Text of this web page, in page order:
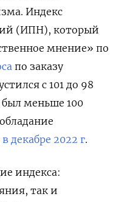
Индекс
(ИПН), который
мнение» по
по заказу
с 101 до 98
меньше 100
в декабре 2022 г.
индекса:
так и